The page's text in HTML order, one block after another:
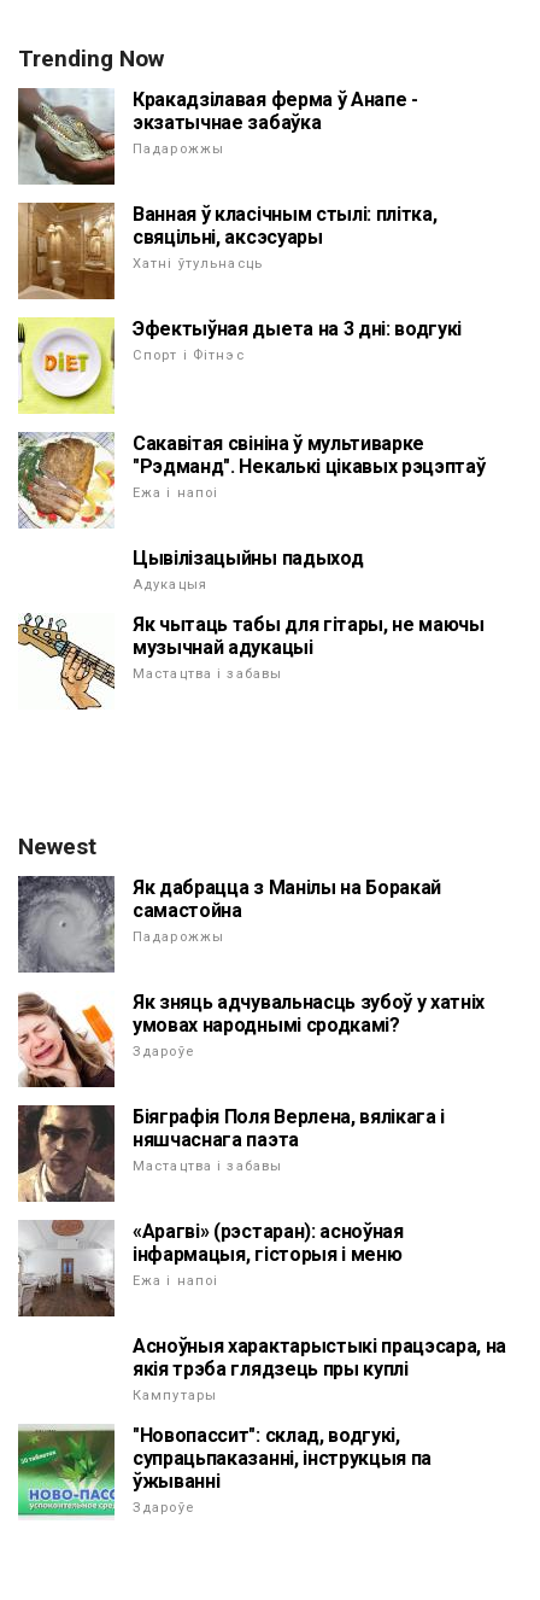
Trending Now
Кракадзілавая ферма ў Анапе -
экзатычнае забаўка
Падарожжы
Ванная ў класічным стылі: плітка,
свяцільні, аксэсуары
Хатні ўтульнасць
Эфектыўная дыета на 3 дні: водгукі
Спорт і Фітнэс
Сакавітая свініна ў мультиварке
"Рэдманд". Некалькі цікавых рэцэптаў
Ежа і напоі
Цывілізацыйны падыход
Адукацыя
Як чытаць табы для гітары, не маючы
музычнай адукацыі
Мастацтва і забавы
Newest
Як дабрацца з Манілы на Боракай
самастойна
Падарожжы
Як зняць адчувальнасць зубоў у хатніх
умовах народнымі сродкамі?
Здароўе
Біяграфія Поля Верлена, вялікага і
няшчаснага паэта
Мастацтва і забавы
«Арагві» (рэстаран): асноўная
інфармацыя, гісторыя і меню
Ежа і напоі
Асноўныя характарыстыкі працэсара, на
якія трэба глядзець пры куплі
Кампутары
"Новопассит": склад, водгукі,
супрацьпаказанні, інструкцыя па
ўжыванні
Здароўе